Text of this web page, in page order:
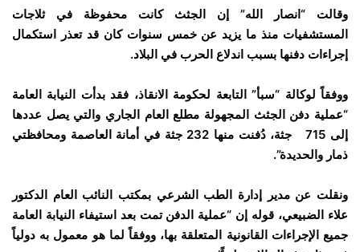
وقالت “انصار الله” إن الجثث كانت محفوظة في ثلاجات
المستشفيات منذ ما يزيد عن خمس سنوات كان قد تعذر استكمال
إجراءات دفنها بسبب اندلاع الحرب في البلاد.
ووفقاً لوكالة “سبأ” التابعة لحكومة الانقاذ، فقد بدأت النيابة العامة
“عملية دفن الجثث المجهولة مطلع العام الجاري والتي يصل عددها
إلى 715 جثة، دُفنت منها 232 جثة في أمانة العاصمة ومحافظتي
ذمار والحديدة”.
ونقلت عن مدير إدارة الطب الشرعي بمكتب النائب العام الدكتور
علاء الضبيعي، قوله إن “عملية الدفن تمت بعد استيفاء النيابة العامة
جميع الإجراءات القانونية المتعلقة بها، ووفقاً لما هو معمول به دولياً